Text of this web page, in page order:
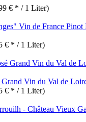
€ * / 1 Liter)
Pinot
€ * / 1 Liter)
Grand Vin du Val de
€ * / 1 Liter)